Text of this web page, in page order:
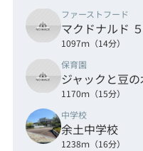
ファーストフード
マクドナルド
1097ｍ（14分）
保育園
ジャックと豆
1170ｍ（15分）
中学校
余土中学校
1238ｍ（16分）